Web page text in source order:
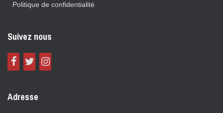
Politique de confidentialité
Suivez nous
Adresse